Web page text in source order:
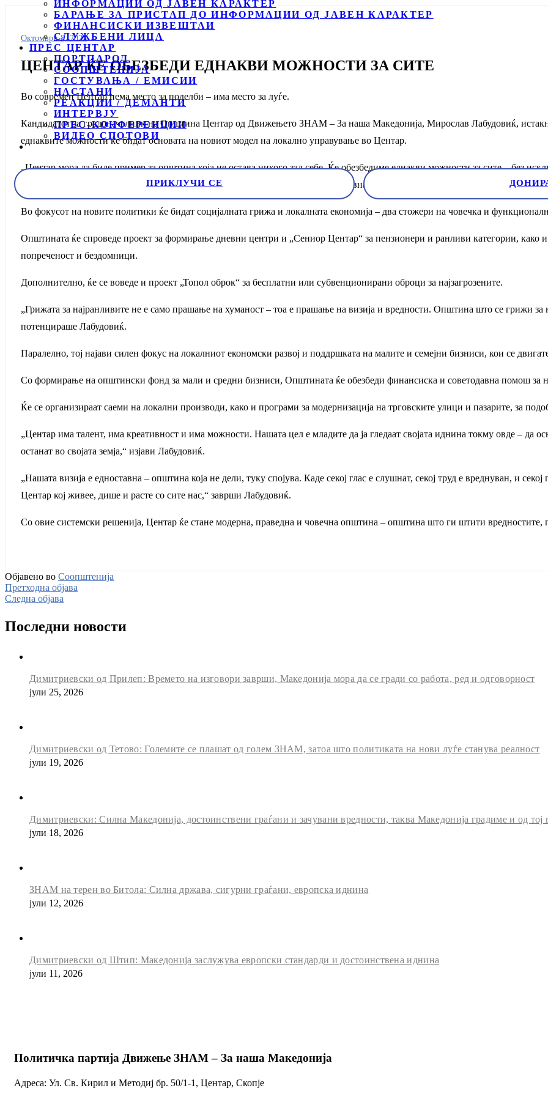
ИНФОРМАЦИИ ОД ЈАВЕН КАРАКТЕР
БАРАЊЕ ЗА ПРИСТАП ДО ИНФОРМАЦИИ ОД ЈАВЕН КАРАКТЕР
ФИНАНСИСКИ ИЗВЕШТАИ
СЛУЖБЕНИ ЛИЦА
ПРЕС ЦЕНТАР
ПОРТПАРОЛ
СООПШТЕНИЈА
ГОСТУВАЊА / ЕМИСИИ
НАСТАНИ
РЕАКЦИИ / ДЕМАНТИ
ИНТЕРВЈУ
ПРЕС-КОНФЕРЕНЦИИ
ВИДЕО СПОТОВИ
ПРИКЛУЧИ СЕ
Октомври 8, 2025
ЦЕНТАР ЌЕ ОБЕЗБЕДИ ЕДНАКВИ МОЖНОСТИ ЗА СИТЕ
Во современ Центар нема место за поделби – има место за луѓе.
Кандидатот за градоначалник на Општина Центар од Движењето ЗНАМ – За наша Македонија, Мирослав Лабудовиќ,
еднаквите можности ќе бидат основата на новиот модел на локално управување во Центар.
„Центар мора да биде пример за општина која не остава никого зад себе. Ќе обезбедиме еднакви можности за сите – без
со современи услови и стручна поддршка, а ќе воспоставиме и програми за нивна целосна инклузија во образованието,“
Во фокусот на новите политики ќе бидат социјалната грижа и локалната економија – два стожери на човечка и
Општината ќе спроведе проект за формирање дневни центри и „Сениор Центар“ за пензионери и ранливи категории, како
попреченост и бездомници.
Дополнително, ќе се воведе и проект „Топол оброк“ за бесплатни или субвенционирани оброци за најзагрозените.
„Грижата за најранливите не е само прашање на хуманост – тоа е прашање на визија и вредности. Општина што се грижи за
потенцираше Лабудовиќ.
Паралелно, тој најави силен фокус на локалниот економски развој и поддршката на малите и семејни бизниси, кои се
Со формирање на општински фонд за мали и средни бизниси, Општината ќе обезбеди финансиска и советодавна помош за
Ќе се организираат саеми на локални производи, како и програми за модернизација на трговските улици и пазарите, за
„Центар има талент, има креативност и има можности. Нашата цел е младите да ја гледаат својата иднина токму овде – да
останат во својата земја,“ изјави Лабудовиќ.
„Нашата визија е едноставна – општина која не дели, туку спојува. Каде секој глас е слушнат, секој труд е вреднуван, и
Центар кој живее, дише и расте со сите нас,“ заврши Лабудовиќ.
Со овие системски решенија, Центар ќе стане модерна, праведна и човечна општина – општина што ги штити вредностите,
Објавено во Соопштенија
Претходна објава
Следна објава
Последни новости
Димитриевски од Прилеп: Времето на изговори заврши, Македонија мора да се гради со работа, ред и одговорност
јули 25, 2026
Димитриевски од Тетово: Големите се плашат од голем ЗНАМ, затоа што политиката на нови луѓе станува реалност
јули 19, 2026
Димитриевски: Силна Македонија, достоинствени граѓани и зачувани вредности, таква Македонија градиме и од тој
јули 18, 2026
ЗНАМ на терен во Битола: Силна држава, сигурни граѓани, европска иднина
јули 12, 2026
Димитриевски од Штип: Македонија заслужува европски стандарди и достоинствена иднина
јули 11, 2026
Политичка партија Движење ЗНАМ – За наша Македонија
Адреса: Ул. Св. Кирил и Методиј бр. 50/1-1, Центар, Скопје